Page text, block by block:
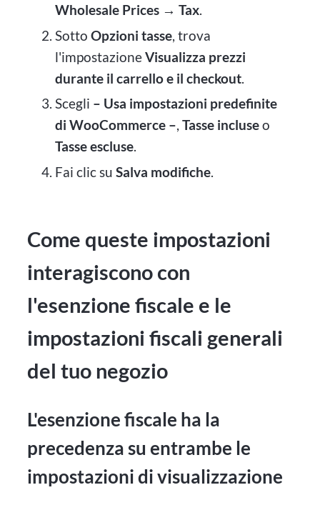
Wholesale Prices → Tax.
Sotto Opzioni tasse, trova
l'impostazioneVisualizza prezzi
durante il carrello e il checkout.
Scegli – Usa impostazioni predefinite
di WooCommerce –, Tasse incluseo
Tasse escluse.
Fai clic su Salva modifiche.
Come queste impostazioni
interagiscono con
l'esenzione fiscale e le
impostazioni fiscali generali
del tuo negozio
L'esenzione fiscale ha la
precedenza su entrambe le
impostazioni di visualizzazione